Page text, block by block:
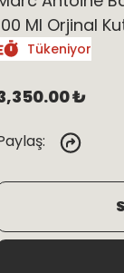
Ml Orjinal
Tükeniyor
₺
: